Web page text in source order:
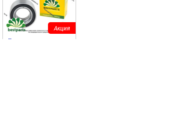
Подшипник ступицы
Акция